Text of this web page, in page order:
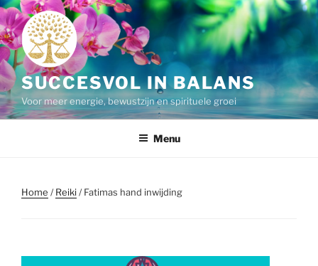
Ga
naar
de
inhoud
SUCCESVOL IN BALANS
Voor meer energie, bewustzijn en spirituele groei
Menu
Home /Reiki / Fatimas hand inwijding